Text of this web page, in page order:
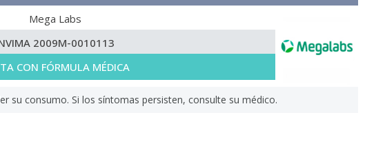
Mega Labs
2009M-0010113
CON FÓRMULA MÉDICA
su consumo. Si los síntomas persisten, consulte su médico.